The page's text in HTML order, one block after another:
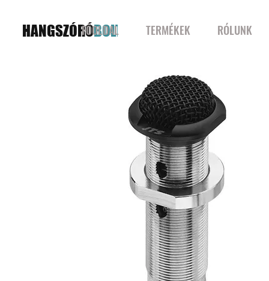
HANGSZÓRÓBOLT
FŐOLDAL TERMÉKEK RÓLUNK